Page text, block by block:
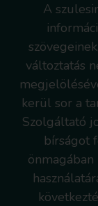
A
változtatás
kerül sor a
Szolgáltató
bírságot